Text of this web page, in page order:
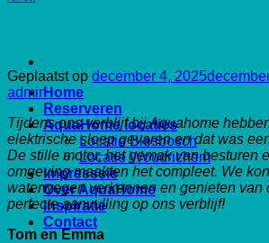
Home
Reserveren
AquaHome locaties
Locatie Biesbosch
Locatie Woudrichem
Impresssie
Over AquaHome
Inspiratie
Contact
Geplaatst op december 4, 2025
admin
Tijdens ons verblijf bij Aquahome
elektrische sloep gevaren en dat was
De stille motor, het gemak van besturen
omgeving maakten het compleet. We
waterwegen verkennen en genieten van
perfecte aanvulling op ons verblijf!
Tom en Emma